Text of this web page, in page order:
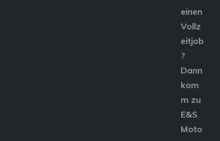
einen
Vollz
eitjob
?
Dann
kom
m zu
E&S
Moto